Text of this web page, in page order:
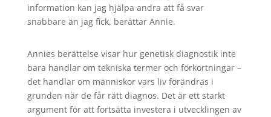
information kan jag hjälpa andra att få svar
snabbare än jag fick, berättar Annie.
Annies berättelse visar hur genetisk diagnostik inte
bara handlar om tekniska termer och förkortningar –
det handlar om människor vars liv förändras i
grunden när de får rätt diagnos. Det är ett starkt
argument för att fortsätta investera i utvecklingen av